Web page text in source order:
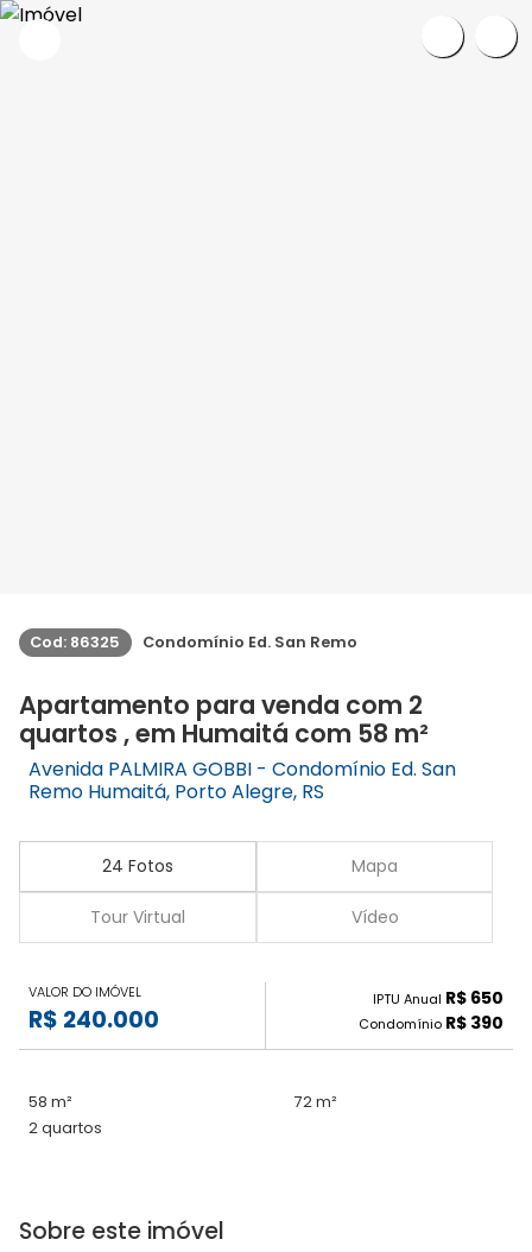
Cod: 86325 Condomínio Ed. San Remo
Apartamento para venda com 2
quartos , em Humaitá com 58 m²
Avenida PALMIRA GOBBI - Condomínio Ed. San
Remo Humaitá, Porto Alegre, RS
24 Fotos Mapa
Tour Virtual Vídeo
VALOR DO IMÓVEL
R$ 240.000
IPTU Anual R$ 650
Condomínio R$ 390
58 m²
72 m²
2 quartos
Sobre este imóvel